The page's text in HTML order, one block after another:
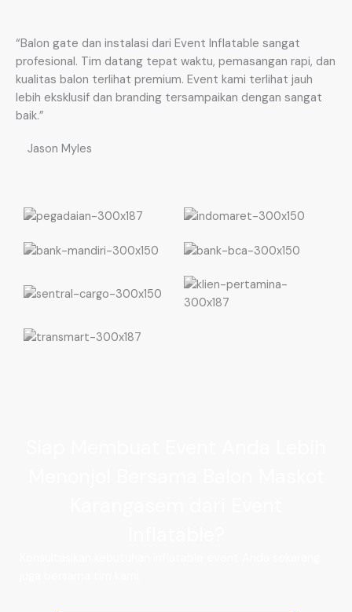
“Balon gate dan instalasi dari Event Inflatable sangat
profesional. Tim datang tepat waktu, pemasangan rapi, dan
kualitas balon terlihat premium. Event kami terlihat jauh
lebih eksklusif dan branding tersampaikan dengan sangat
baik.”
Jason Myles